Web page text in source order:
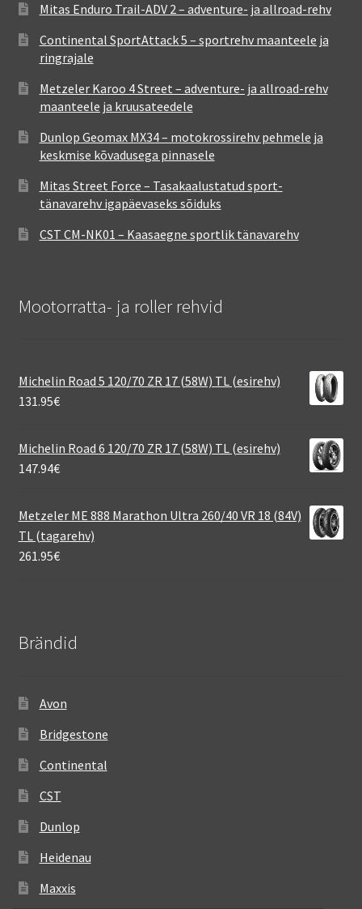
Mitas Enduro Trail-ADV 2 – adventure- ja allroad-rehv
Continental SportAttack 5 – sportrehv maanteele ja
ringrajale
Metzeler Karoo 4 Street – adventure- ja allroad-rehv
maanteele ja kruusateedele
Dunlop Geomax MX34 – motokrossirehv pehmele ja
keskmise kõvadusega pinnasele
Mitas Street Force – Tasakaalustatud sport-
tänavarehv igapäevaseks sõiduks
CST CM-NK01 – Kaasaegne sportlik tänavarehv
Mootorratta- ja roller rehvid
Michelin Road 5 120/70 ZR 17 (58W) TL (esirehv)
131.95€
Michelin Road 6 120/70 ZR 17 (58W) TL (esirehv)
147.94€
Metzeler ME 888 Marathon Ultra 260/40 VR 18 (84V)
TL (tagarehv)
261.95€
Brändid
Avon
Bridgestone
Continental
CST
Dunlop
Heidenau
Maxxis